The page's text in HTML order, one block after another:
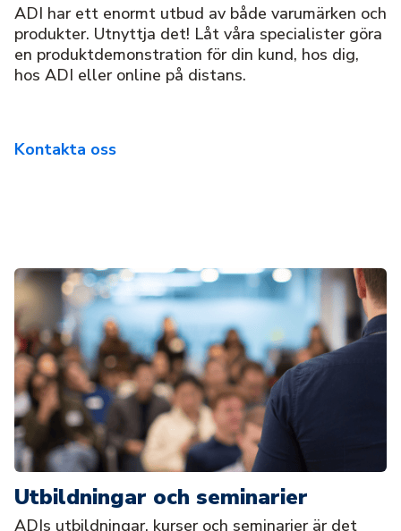
ADI har ett enormt utbud av både varumärken och
produkter. Utnyttja det! Låt våra specialister göra
en produktdemonstration för din kund, hos dig,
hos ADI eller online på distans.
Kontakta oss
Utbildningar och seminarier
ADIs utbildningar, kurser och seminarier är det